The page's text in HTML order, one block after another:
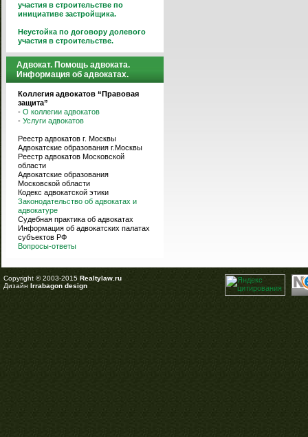
участия в строительстве по
инициативе застройщика.
Неустойка по договору долевого
участия в строительстве.
Адвокат. Помощь адвоката.
Информация об адвокатах.
Коллегия адвокатов “Правовая
защита”
- О коллегии адвокатов
- Услуги адвокатов
Реестр адвокатов г. Москвы
Адвокатские образования г.Москвы
Реестр адвокатов Московской
области
Адвокатские образования
Московской области
Кодекс адвокатской этики
Законодательство об адвокатах и
адвокатуре
Судебная практика об адвокатах
Информация об адвокатских палатах
субъектов РФ
Вопросы-ответы
Copyright © 2003-2015 Realtylaw.ru
Дизайн Irrabagon design